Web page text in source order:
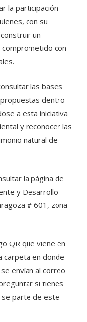
la participación
con su
un
comprometido con
las bases
dentro
a esta iniciativa
y reconocer las
natural de
la página de
y Desarrollo
# 601, zona
QR que viene en
carpeta en donde
envían al correo
si tienes
se parte de este